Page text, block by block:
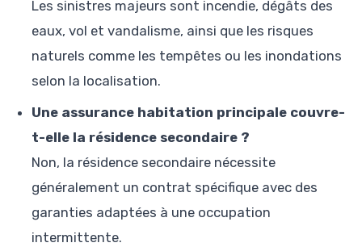
Les sinistres majeurs sont incendie, dégâts des
eaux, vol et vandalisme, ainsi que les risques
naturels comme les tempêtes ou les inondations
selon la localisation.
Une assurance habitation principale couvre-
t-elle la résidence secondaire ?
Non, la résidence secondaire nécessite
généralement un contrat spécifique avec des
garanties adaptées à une occupation
intermittente.